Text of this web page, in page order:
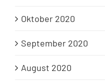
Oktober 2020
September 2020
August 2020